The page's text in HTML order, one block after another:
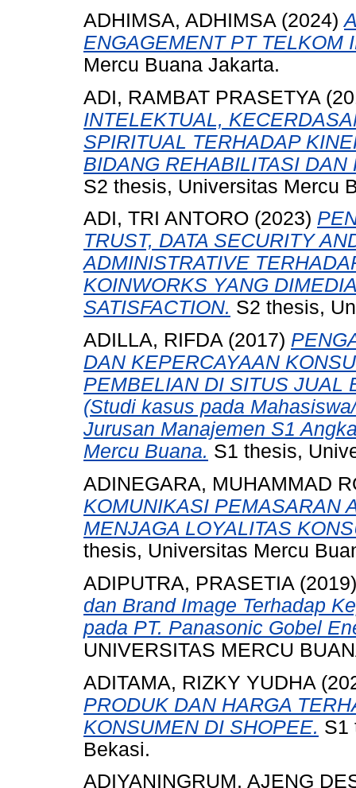
ADHIMSA, ADHIMSA (2024)
ENGAGEMENT PT TELKOM
Mercu Buana Jakarta.
ADI, RAMBAT PRASETYA
INTELEKTUAL,
SPIRITUAL TERHADAP
BIDANG REHABILITASI
S2 thesis, Universitas Mercu
ADI, TRI ANTORO (2023)
TRUST, DATA SECURITY
ADMINISTRATIVE
KOINWORKS YANG
SATISFACTION. S2 thesis,
ADILLA, RIFDA (2017)
DAN KEPERCAYAAN
PEMBELIAN DI SITUS JUAL
(Studi kasus pada
Jurusan Manajemen S1
Mercu Buana. S1 thesis,
ADINEGARA, MUHAMMAD
KOMUNIKASI PEMASARAN
MENJAGA LOYALITAS
thesis, Universitas Mercu
ADIPUTRA, PRASETIA
dan Brand Image Terhadap
pada PT. Panasonic Gobel
UNIVERSITAS MERCU
ADITAMA, RIZKY YUDHA
PRODUK DAN HARGA
KONSUMEN DI SHOPEE. S1
Bekasi.
ADIYANINGRUM, AJENG